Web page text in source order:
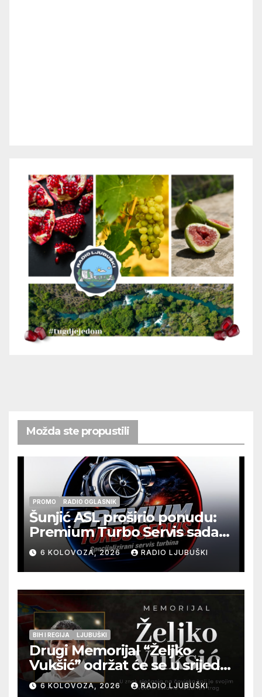
Možda ste propustili
PROMO RADIO OGLASNIK
Šunjić ASL proširio ponudu:
Premium Turbo Servis sada
na jednoj adresi u Ljubuškom
6 KOLOVOZA, 2026 RADIO LJUBUŠKI
BIH I REGIJA LJUBUŠKI
Drugi Memorijal “Željko
Vukšić” održat će se u srijedu
12. kolovoza u Otoku
6 KOLOVOZA, 2026 RADIO LJUBUŠKI